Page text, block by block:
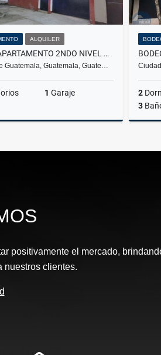
ALQUILER
RENTA APARTAMENTO 2NDO NIVEL – COLONIA NUEVA MONSERRAT, ZONA 3 MIXCO
Guatemala, Guatemala, Guate…
1 Garaje
Q4,000
2
3
positivamente el mercado,
nuestros clientes.